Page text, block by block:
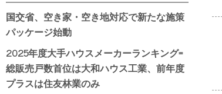
国交省、空き家・空き地対応で新たな施策
パッケージ始動
2025年度大手ハウスメーカーランキング=
総販売戸数首位は大和ハウス工業、前年度
プラスは住友林業のみ